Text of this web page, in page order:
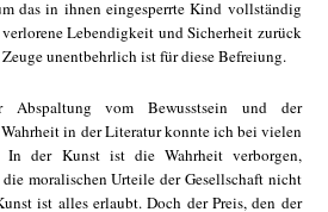
das in ihnen eingesperrte Kind vollständig
Lebendigkeit und Sicherheit zurück
unentbehrlich ist für diese Befreiung.
Abspaltung vom Bewusstsein und der
in der Literatur konnte ich bei vielen
In der Kunst ist die Wahrheit verborgen,
moralischen Urteile der Gesellschaft nicht
ist alles erlaubt. Doch der Preis, den der